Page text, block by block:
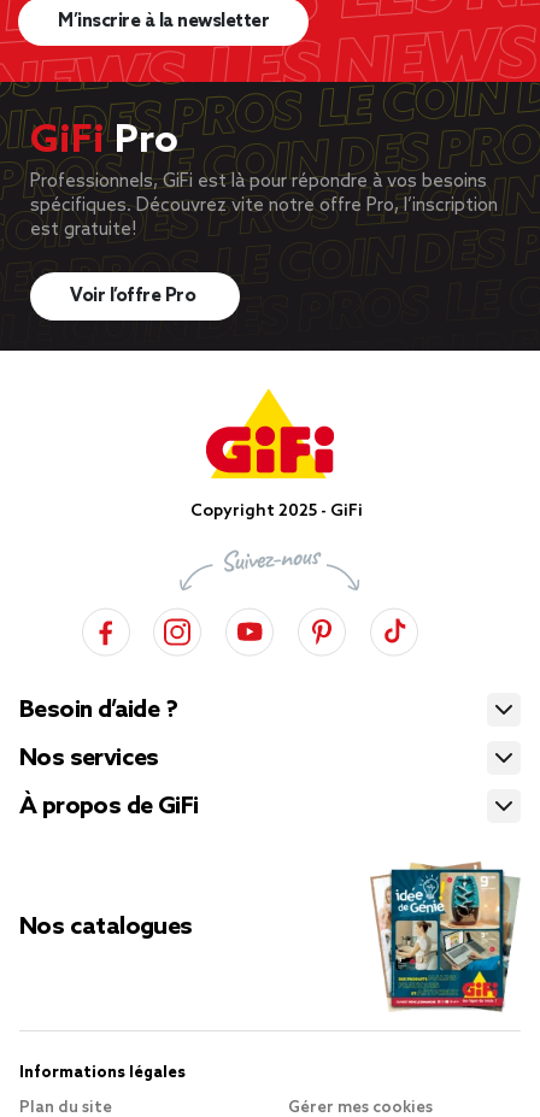
M’inscrire à la newsletter
GiFiPro
Professionnels, GiFi est là pour répondre à vos besoins
spécifiques. Découvrez vite notre offre Pro, l’inscription
est gratuite!
Voir l’offre Pro
Copyright 2025 - GiFi
Besoin d’aide ?
Nos services
À propos de GiFi
Nos catalogues
Informations légales
Plan du site
Gérer mes cookies